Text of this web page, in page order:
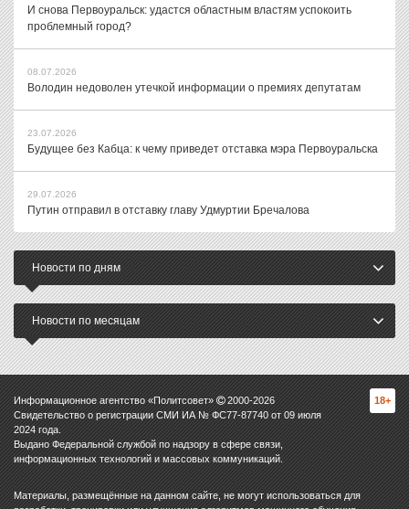
И снова Первоуральск: удастся областным властям успокоить
проблемный город?
08.07.2026
Володин недоволен утечкой информации о премиях депутатам
23.07.2026
Будущее без Кабца: к чему приведет отставка мэра Первоуральска
29.07.2026
Путин отправил в отставку главу Удмуртии Бречалова
Новости по дням
Новости по месяцам
Информационное агентство «Политсовет» 2000-2026
Свидетельство о регистрации СМИ ИА № ФС77-87740 от 09 июля
2024 года.
Выдано Федеральной службой по надзору в сфере связи,
информационных технологий и массовых коммуникаций.
18+
Материалы, размещённые на данном сайте, не могут использоваться для